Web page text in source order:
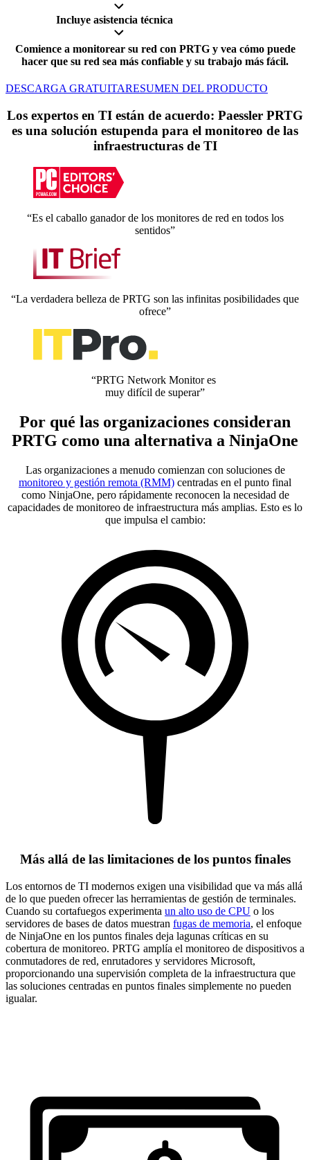
Incluye asistencia técnica
Comience a monitorear su red con PRTG y vea cómo puede
hacer que su red sea más confiable y su trabajo más fácil.
DESCARGA GRATUITARESUMEN DEL PRODUCTO
Los expertos en TI están de acuerdo: Paessler PRTG
es una solución estupenda para el monitoreo de las
infraestructuras de TI
“Es el caballo ganador de los monitores de red en todos los
sentidos”
“La verdadera belleza de PRTG son las infinitas posibilidades que
ofrece”
“PRTG Network Monitor es
muy difícil de superar”
Por qué las organizaciones consideran
PRTG como una alternativa a NinjaOne
Las organizaciones a menudo comienzan con soluciones de
monitoreo y gestión remota (RMM) centradas en el punto final
como NinjaOne, pero rápidamente reconocen la necesidad de
capacidades de monitoreo de infraestructura más amplias. Esto es lo
que impulsa el cambio:
Más allá de las limitaciones de los puntos finales
Los entornos de TI modernos exigen una visibilidad que va más allá
de lo que pueden ofrecer las herramientas de gestión de terminales.
Cuando su cortafuegos experimenta un alto uso de CPU o los
servidores de bases de datos muestran fugas de memoria, el enfoque
de NinjaOne en los puntos finales deja lagunas críticas en su
cobertura de monitoreo. PRTG amplía el monitoreo de dispositivos a
conmutadores de red, enrutadores y servidores Microsoft,
proporcionando una supervisión completa de la infraestructura que
las soluciones centradas en puntos finales simplemente no pueden
igualar.